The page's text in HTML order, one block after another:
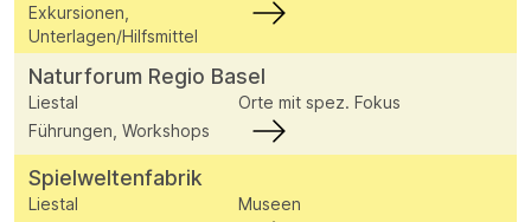
Exkursionen,
Unterlagen/Hilfsmittel
Naturforum Regio Basel
Liestal
Orte mit spez. Fokus
Führungen, Workshops
Spielweltenfabrik
Liestal
Museen